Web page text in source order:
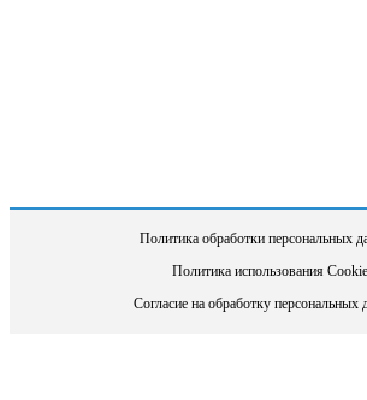
Политика обработки персональных
Политика использования Cookie
Согласие на обработку персональных